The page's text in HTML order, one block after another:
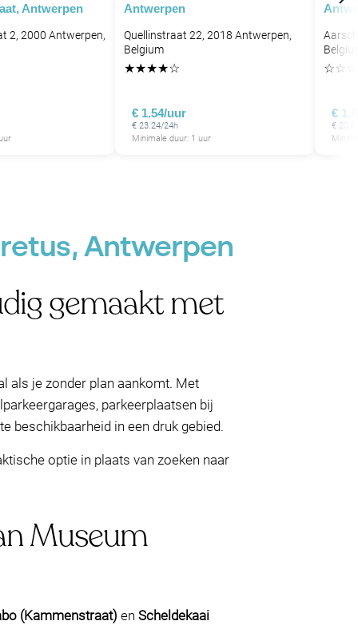
Antwerpen
2, 2000 Antwerpen,
Antwerpen
Quellinstraat 22, 2018 Antwerpen,
Belgium
★★★★☆
€ 1.54/uur
€ 23.24/24h
Minimale duur: 1 uur
☆☆
€
€
Antwerpen
gemaakt met
als je zonder plan aankomt. Met
parkeerplaatsen bij
beschikbaarheid in een druk gebied.
optie in plaats van zoeken naar
Museum
(Kammenstraat) en Scheldekaai